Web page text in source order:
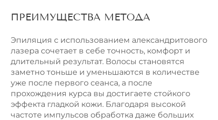
ПРЕИМУЩЕСТВА МЕТОДА
Эпиляция с использованием александритового
лазера сочетает в себе точность, комфорт и
длительный результат. Волосы становятся
заметно тоньше и уменьшаются в количестве
уже после первого сеанса, а после
прохождения курса вы достигаете стойкого
эффекта гладкой кожи. Благодаря высокой
частоте импульсов обработка даже больших